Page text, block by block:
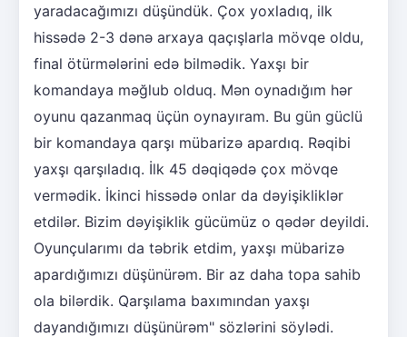
yaradacağımızı düşündük. Çox yoxladıq, ilk
hissədə 2-3 dənə arxaya qaçışlarla mövqe oldu,
final ötürmələrini edə bilmədik. Yaxşı bir
komandaya məğlub olduq. Mən oynadığım hər
oyunu qazanmaq üçün oynayıram. Bu gün güclü
bir komandaya qarşı mübarizə apardıq. Rəqibi
yaxşı qarşıladıq. İlk 45 dəqiqədə çox mövqe
vermədik. İkinci hissədə onlar da dəyişikliklər
etdilər. Bizim dəyişiklik gücümüz o qədər deyildi.
Oyunçularımı da təbrik etdim, yaxşı mübarizə
apardığımızı düşünürəm. Bir az daha topa sahib
ola bilərdik. Qarşılama baxımından yaxşı
dayandığımızı düşünürəm" sözlərini söylədi.